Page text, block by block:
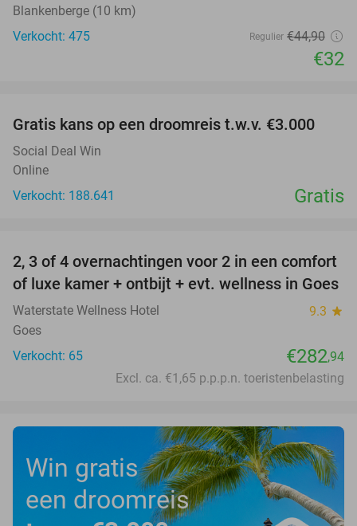
Blankenberge (10 km)
Verkocht: 475
Regulier €44,90
€32
Gratis kans op een droomreis t.w.v. €3.000
Social Deal Win
Online
Verkocht: 188.641
Gratis
2, 3 of 4 overnachtingen voor 2 in een comfort
of luxe kamer + ontbijt + evt. wellness in Goes
Waterstate Wellness Hotel 9.3 star
Goes
Verkocht: 65
€282,94
Excl. ca. €1,65 p.p.p.n. toeristenbelasting
Win gratis
een droomreis